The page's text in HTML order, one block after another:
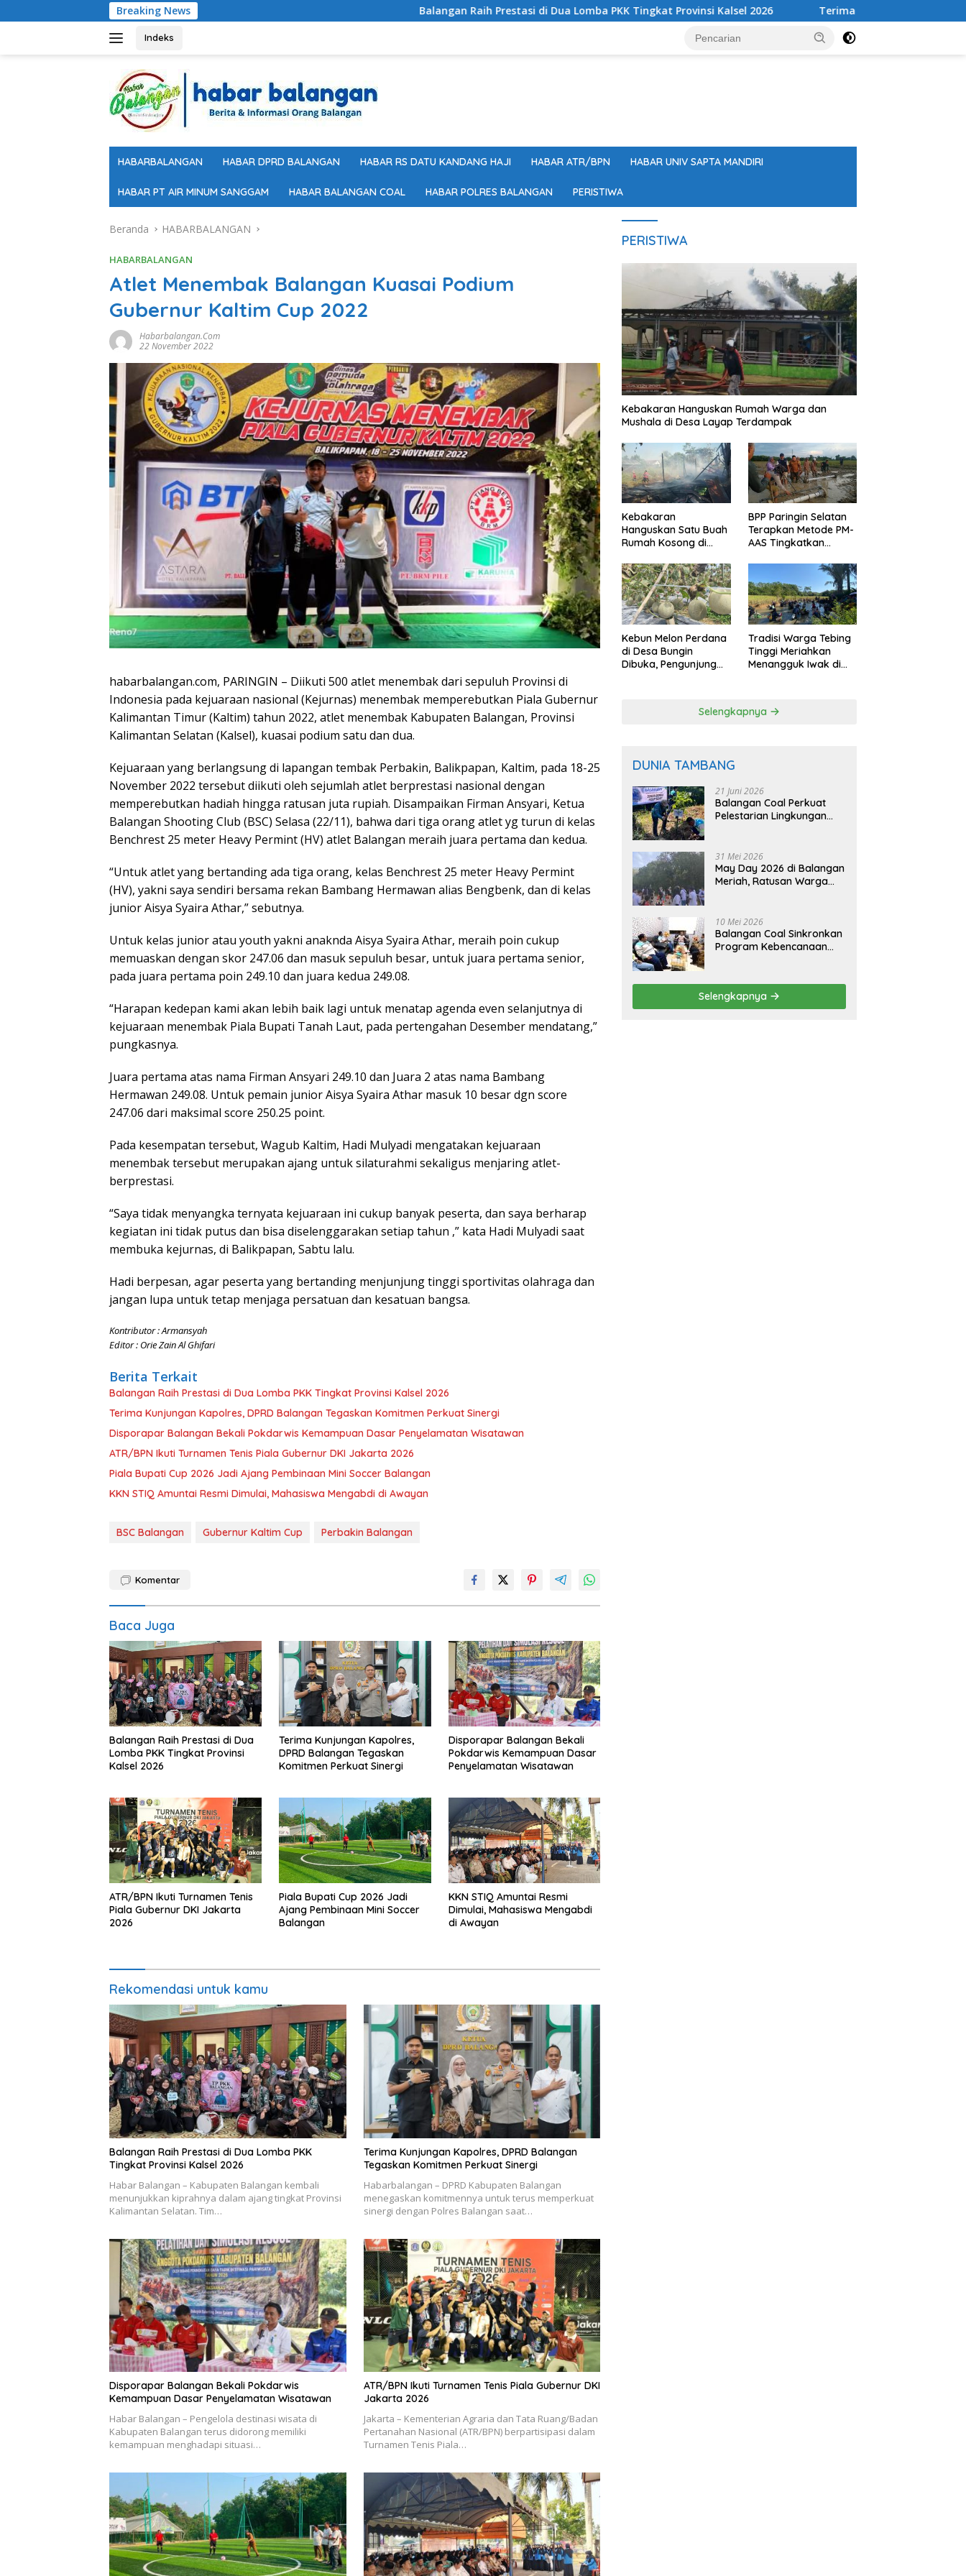
ke
Breaking News Balangan Raih Prestasi di Dua Lomba PKK Tingkat Provinsi Kalsel 2026 Terima Kunjungan Kapolres, DPRD Balangan
Indeks
HABARBALANGAN HABAR DPRD BALANGAN HABAR RS DATU KANDANG HAJI HABAR ATR/BPN HABAR UNIV SAPTA MANDIRI
HABAR PT AIR MINUM SANGGAM HABAR BALANGAN COAL HABAR POLRES BALANGAN PERISTIWA
Beranda HABARBALANGAN
HABARBALANGAN
Atlet Menembak Balangan Kuasai Podium
Gubernur Kaltim Cup 2022
Habarbalangan.com
22 November 2022
habarbalangan.com, PARINGIN – Diikuti 500 atlet menembak dari sepuluh Provinsi di
Indonesia pada kejuaraan nasional (Kejurnas) menembak memperebutkan Piala Gubernur
Kalimantan Timur (Kaltim) tahun 2022, atlet menembak Kabupaten Balangan, Provinsi
Kalimantan Selatan (Kalsel), kuasai podium satu dan dua.
Kejuaraan yang berlangsung di lapangan tembak Perbakin, Balikpapan, Kaltim, pada 18-25
November 2022 tersebut diikuti oleh sejumlah atlet berprestasi nasional dengan
memperebutkan hadiah hingga ratusan juta rupiah. Disampaikan Firman Ansyari, Ketua
Balangan Shooting Club (BSC) Selasa (22/11), bahwa dari tiga orang atlet yg turun di kelas
Benchrest 25 meter Heavy Permint (HV) atlet Balangan meraih juara pertama dan kedua.
“Untuk atlet yang bertanding ada tiga orang, kelas Benchrest 25 meter Heavy Permint
(HV), yakni saya sendiri bersama rekan Bambang Hermawan alias Bengbenk, dan di kelas
junior Aisya Syaira Athar,” sebutnya.
Untuk kelas junior atau youth yakni anaknda Aisya Syaira Athar, meraih poin cukup
memuaskan dengan skor 247.06 dan masuk sepuluh besar, untuk juara pertama senior,
pada juara pertama poin 249.10 dan juara kedua 249.08.
“Harapan kedepan kami akan lebih baik lagi untuk menatap agenda even selanjutnya di
kejuaraan menembak Piala Bupati Tanah Laut, pada pertengahan Desember mendatang,”
pungkasnya.
Juara pertama atas nama Firman Ansyari 249.10 dan Juara 2 atas nama Bambang
Hermawan 249.08. Untuk pemain junior Aisya Syaira Athar masuk 10 besar dgn score
247.06 dari maksimal score 250.25 point.
Pada kesempatan tersebut, Wagub Kaltim, Hadi Mulyadi mengatakan kejuaraan
menembak tersebut merupakan ajang untuk silaturahmi sekaligus menjaring atlet-
berprestasi.
“Saya tidak menyangka ternyata kejuaraan ini cukup banyak peserta, dan saya berharap
kegiatan ini tidak putus dan bisa diselenggarakan setiap tahun ,” kata Hadi Mulyadi saat
membuka kejurnas, di Balikpapan, Sabtu lalu.
Hadi berpesan, agar peserta yang bertanding menjunjung tinggi sportivitas olahraga dan
jangan lupa untuk tetap menjaga persatuan dan kesatuan bangsa.
Kontributor : Armansyah
Editor : Orie Zain Al Ghifari
Berita Terkait
Balangan Raih Prestasi di Dua Lomba PKK Tingkat Provinsi Kalsel 2026
Terima Kunjungan Kapolres, DPRD Balangan Tegaskan Komitmen Perkuat Sinergi
Disporapar Balangan Bekali Pokdarwis Kemampuan Dasar Penyelamatan Wisatawan
ATR/BPN Ikuti Turnamen Tenis Piala Gubernur DKI Jakarta 2026
Piala Bupati Cup 2026 Jadi Ajang Pembinaan Mini Soccer Balangan
KKN STIQ Amuntai Resmi Dimulai, Mahasiswa Mengabdi di Awayan
BSC Balangan Gubernur Kaltim Cup Perbakin Balangan
Komentar
Baca Juga
Balangan Raih Prestasi di Dua
Lomba PKK Tingkat Provinsi
Kalsel 2026
Terima Kunjungan Kapolres,
DPRD Balangan Tegaskan
Komitmen Perkuat Sinergi
Disporapar Balangan Bekali
Pokdarwis Kemampuan Dasar
Penyelamatan Wisatawan
ATR/BPN Ikuti Turnamen Tenis
Piala Gubernur DKI Jakarta
2026
Piala Bupati Cup 2026 Jadi
Ajang Pembinaan Mini Soccer
Balangan
KKN STIQ Amuntai Resmi
Dimulai, Mahasiswa Mengabdi
di Awayan
Rekomendasi untuk kamu
Balangan Raih Prestasi di Dua Lomba PKK
Tingkat Provinsi Kalsel 2026
Habar Balangan – Kabupaten Balangan kembali
menunjukkan kiprahnya dalam ajang tingkat Provinsi
Kalimantan Selatan. Tim…
Terima Kunjungan Kapolres, DPRD Balangan
Tegaskan Komitmen Perkuat Sinergi
Habarbalangan – DPRD Kabupaten Balangan
menegaskan komitmennya untuk terus memperkuat
sinergi dengan Polres Balangan saat…
Disporapar Balangan Bekali Pokdarwis
Kemampuan Dasar Penyelamatan Wisatawan
Habar Balangan – Pengelola destinasi wisata di
Kabupaten Balangan terus didorong memiliki
kemampuan menghadapi situasi…
ATR/BPN Ikuti Turnamen Tenis Piala Gubernur DKI
Jakarta 2026
Jakarta – Kementerian Agraria dan Tata Ruang/Badan
Pertanahan Nasional (ATR/BPN) berpartisipasi dalam
Turnamen Tenis Piala…
PERISTIWA
Kebakaran Hanguskan Rumah Warga dan
Mushala di Desa Layap Terdampak
Kebakaran
Hanguskan Satu Buah
Rumah Kosong di
BPP Paringin Selatan
Terapkan Metode PM-
AAS Tingkatkan
Kebun Melon Perdana
di Desa Bungin
Dibuka, Pengunjung
Tradisi Warga Tebing
Tinggi Meriahkan
Menangguk Iwak di
Selengkapnya
DUNIA TAMBANG
21 Juni 2026
Balangan Coal Perkuat
Pelestarian Lingkungan
31 Mei 2026
May Day 2026 di Balangan
Meriah, Ratusan Warga
10 Mei 2026
Balangan Coal Sinkronkan
Program Kebencanaan
Selengkapnya